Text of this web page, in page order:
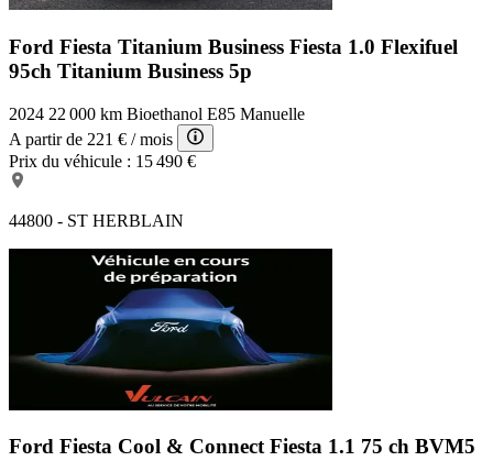
Ford Fiesta Titanium Business Fiesta 1.0 Flexifuel
95ch Titanium Business 5p
2024 22 000 km Bioethanol E85 Manuelle
A partir de 221 € / mois
Prix du véhicule : 15 490 €
44800 - ST HERBLAIN
Ford Fiesta Cool & ConnectFiesta 1.1 75 ch BVM5